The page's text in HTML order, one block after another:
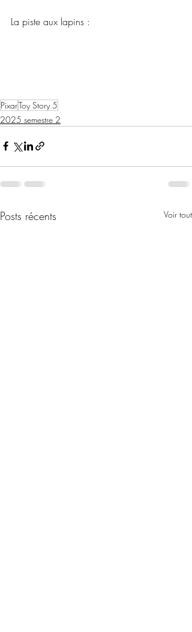
La piste aux lapins :
PixarToy Story 5
2025 semestre 2
Posts récents Voir tout